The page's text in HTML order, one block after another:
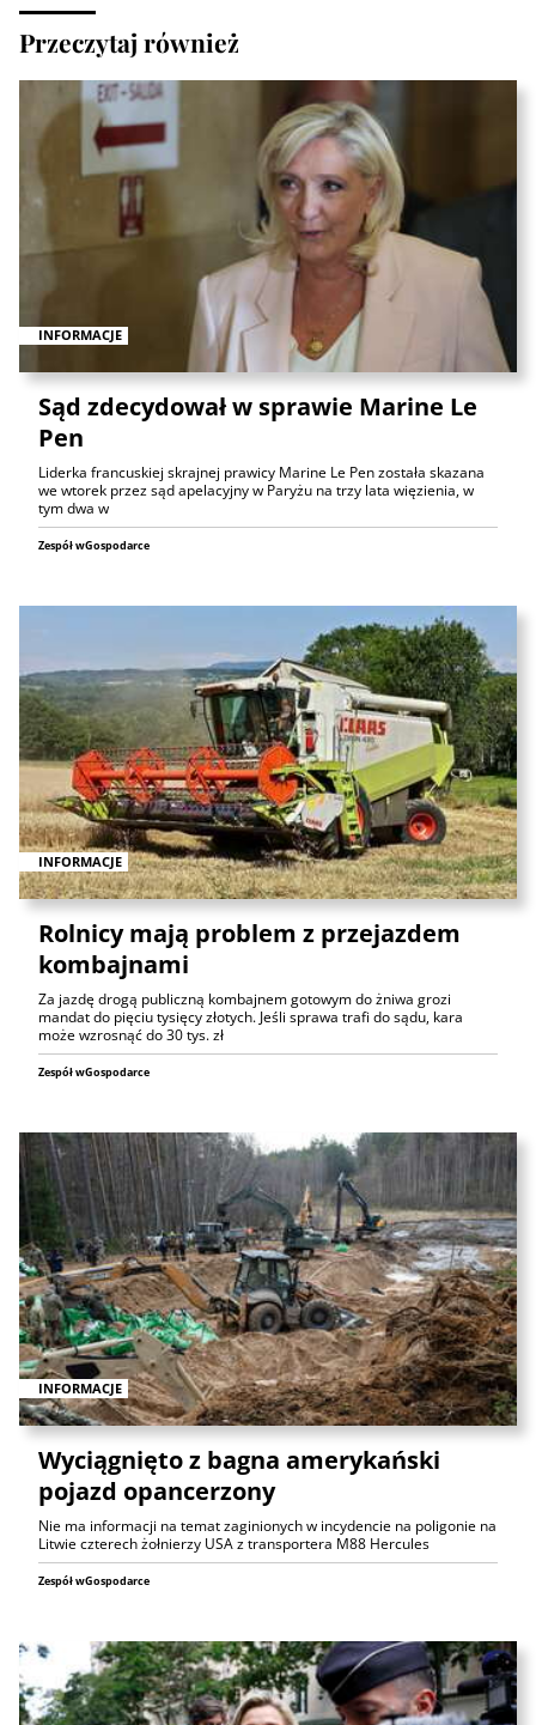
Przeczytaj również
INFORMACJE
Sąd zdecydował w sprawie Marine Le
Pen
Liderka francuskiej skrajnej prawicy Marine Le Pen została skazana
we wtorek przez sąd apelacyjny w Paryżu na trzy lata więzienia, w
tym dwa w
Zespół wGospodarce
INFORMACJE
Rolnicy mają problem z przejazdem
kombajnami
Za jazdę drogą publiczną kombajnem gotowym do żniwa grozi
mandat do pięciu tysięcy złotych. Jeśli sprawa trafi do sądu, kara
może wzrosnąć do 30 tys. zł
Zespół wGospodarce
INFORMACJE
Wyciągnięto z bagna amerykański
pojazd opancerzony
Nie ma informacji na temat zaginionych w incydencie na poligonie na
Litwie czterech żołnierzy USA z transportera M88 Hercules
Zespół wGospodarce